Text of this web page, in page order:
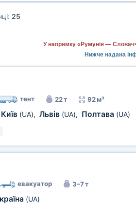
25
У напрямку «Румунія —
Нижче надана
тент 22 т 92 м³
Київ (UA), Львів (UA), Полтава (UA)
евакуатор 3–7 т
(UA)